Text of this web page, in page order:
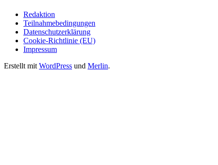
Redaktion
Teilnahmebedingungen
Datenschutzerklärung
Cookie-Richtlinie (EU)
Impressum
Erstellt mit WordPress und Merlin.